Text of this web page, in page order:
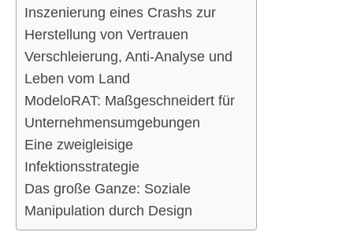
Inszenierung eines Crashs zur
Herstellung von Vertrauen
Verschleierung, Anti-Analyse und
Leben vom Land
ModeloRAT: Maßgeschneidert für
Unternehmensumgebungen
Eine zweigleisige
Infektionsstrategie
Das große Ganze: Soziale
Manipulation durch Design